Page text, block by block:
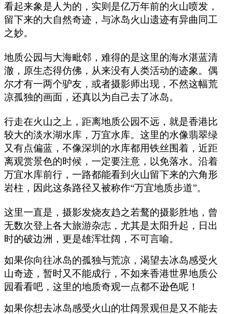
看起来象是人为的，实则是亿万年前的火山喷发，
留下来的大自然奇迹，与冰岛火山遗迹有异曲同工
之妙。
地质公园与大海毗邻，难得的是这里的海水湛蓝清
澈，原生态得仿佛，从来没有人类活动的迹象。偶
尔才有一两个驴友，或者摄影师出现，不然这幅荒
凉孤独的画面，还真以为自己去了冰岛。
行走在火山之上，距离地质公园不远，就是香港比
较大的淡水湖水库，万宜水库。这里的水像翡翠绿
又有点偏蓝，不像深圳的水库都用铁丝围着，近距
离观赏景色的时候，一定要注意，以免落水。沿着
万宜水库前行，一路都能看到火山留下来的六角形
岩柱，因此这条路径又被称作“万宜地质步道”。
这里一直是，摄影发烧友趋之若鹜的摄影胜地，曾
无数次登上各大旅游杂志，尤其是太阳升起，日出
时的破边洲，更是雄浑壮阔，不可言喻。
如果你向往冰岛的孤独与荒凉，渴望去冰岛感受火
山奇迹，暂时又不能成行，不如来香港世界地质公
园看看吧，这里的地质奇观一点都不逊色呢！
如果你想去冰岛感受火山的壮阔景观但是又不能去